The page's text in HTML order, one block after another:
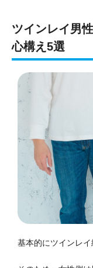
ツインレイ男
心構え5選
基本的にツインレイ